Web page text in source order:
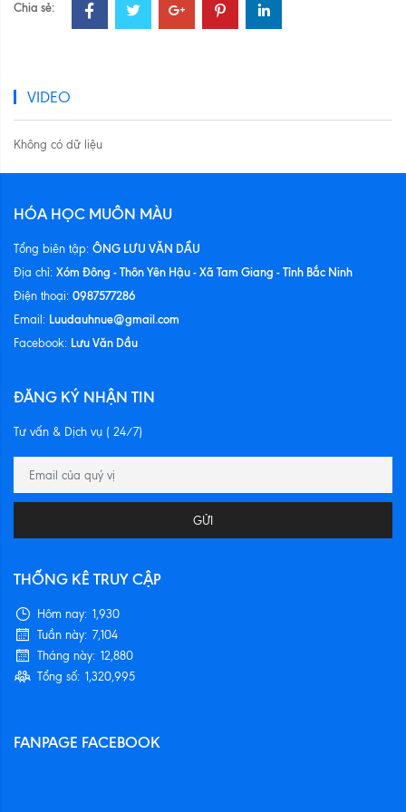
Chia sẻ:
VIDEO
Không có dữ liệu
HÓA HỌC MUÔN MÀU
Tổng biên tập: ÔNG LƯU VĂN DẦU
Địa chỉ: Xóm Đông - Thôn Yên Hậu - Xã Tam Giang - Tỉnh Bắc Ninh
Điện thoại: 0987577286
Email: Luudauhnue@gmail.com
Facebook: Lưu Văn Dầu
ĐĂNG KÝ NHẬN TIN
Tư vấn & Dịch vụ ( 24/7)
GỬI
THỐNG KÊ TRUY CẬP
Hôm nay: 1,930
Tuần này: 7,104
Tháng này: 12,880
Tổng số: 1,320,995
FANPAGE FACEBOOK